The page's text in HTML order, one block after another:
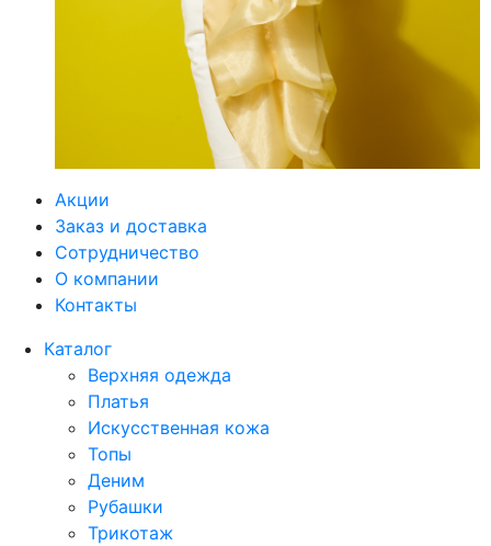
Акции
Заказ и доставка
Сотрудничество
О компании
Контакты
Каталог
Верхняя одежда
Платья
Искусственная кожа
Топы
Деним
Рубашки
Трикотаж